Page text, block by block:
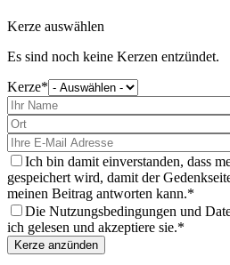
Kerze auswählen
Es sind noch keine Kerzen entzündet.
Kerze
wählen
Sie
aus
Ich bin damit einverstanden, dass
gespeichert wird, damit der
meinen Beitrag antworten kann.
Die Nutzungsbedingungen und
ich gelesen und akzeptiere sie.